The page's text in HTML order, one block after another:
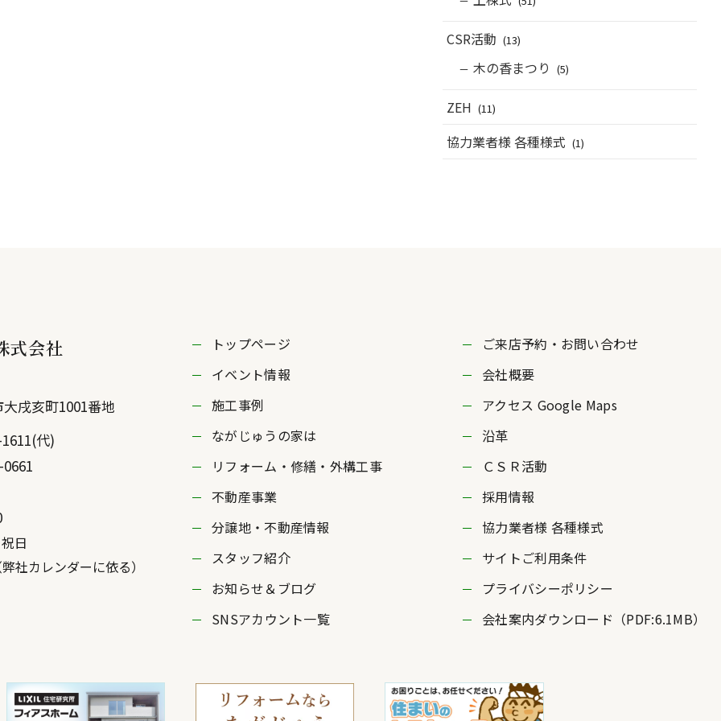
CSR活動 (13)
木の香まつり (5)
ZEH (11)
協力業者様 各種様式 (1)
式会社
大戌亥町1001番地
(代)
日
レンダーに依る）
トップページ
イベント情報
施工事例
ながじゅうの家は
リフォーム・修繕・外構工事
不動産事業
分譲地・不動産情報
スタッフ紹介
お知らせ＆ブログ
SNSアカウント一覧
ご来店予約・お問い合わせ
会社概要
アクセス Google Maps
沿革
ＣＳＲ活動
採用情報
協力業者様 各種様式
サイトご利用条件
プライバシーポリシー
会社案内ダウンロード（PDF:6.1MB）